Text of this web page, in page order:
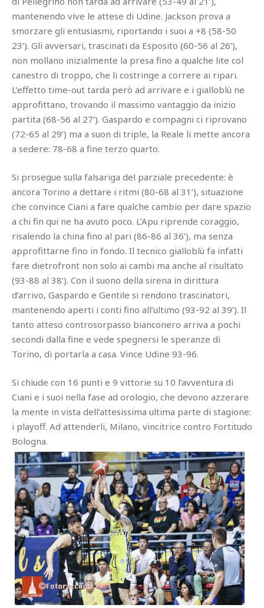
mantenendo vive le attese di Udine. Jackson prova a
smorzare gli entusiasmi, riportando i suoi a +8 (58-50
23’). Gli avversari, trascinati da Esposito (60-56 al 26’),
non mollano inizialmente la presa fino a qualche lite col
canestro di troppo, che li costringe a correre ai ripari.
L’effetto time-out tarda però ad arrivare e i gialloblù ne
approfittano, trovando il massimo vantaggio da inizio
partita (68-56 al 27’). Gaspardo e compagni ci riprovano
(72-65 al 29’) ma a suon di triple, la Reale li mette ancora
a sedere: 78-68 a fine terzo quarto.
Si prosegue sulla falsariga del parziale precedente: è
ancora Torino a dettare i ritmi (80-68 al 31’), situazione
che convince Ciani a fare qualche cambio per dare spazio
a chi fin qui ne ha avuto poco. L’Apu riprende coraggio,
risalendo la china fino al pari (86-86 al 36’), ma senza
approfittarne fino in fondo. Il tecnico gialloblù fa infatti
fare dietrofront non solo ai cambi ma anche al risultato
(93-88 al 38’). Con il suono della sirena in dirittura
d’arrivo, Gaspardo e Gentile si rendono trascinatori,
mantenendo aperti i conti fino all’ultimo (93-92 al 39’). Il
tanto atteso controsorpasso bianconero arriva a pochi
secondi dalla fine e vede spegnersi le speranze di
Torino, di portarla a casa. Vince Udine 93-96.
Si chiude con 16 punti e 9 vittorie su 10 l’avventura di
Ciani e i suoi nella fase ad orologio, che devono azzerare
la mente in vista dell’attesissima ultima parte di stagione:
i playoff. Ad attenderli, Milano, vincitrice contro Fortitudo
Bologna.